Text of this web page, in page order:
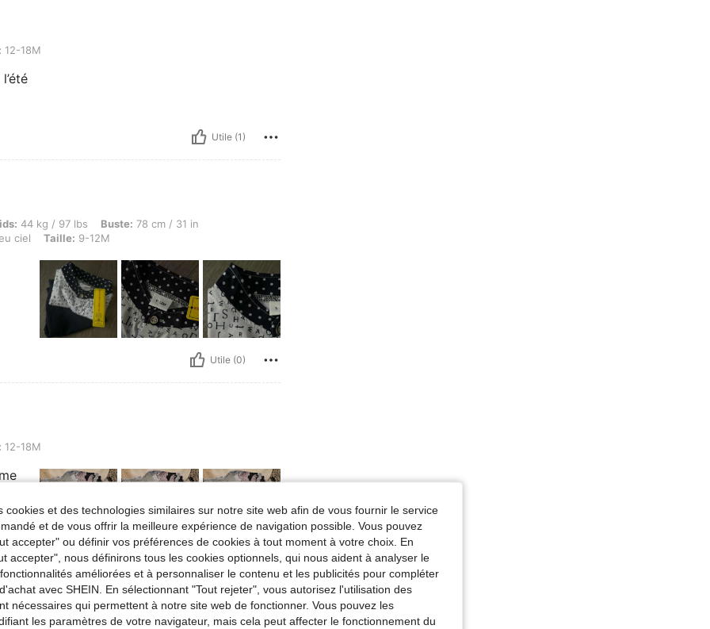
12-18M
Utile (1)
lbs, Buste: 78 cm / 31 in, Taille: 70 cm / 28 in, Hanches: 84 cm / 33 in, Couleur: Bleu ciel, Taille: 9-12M
44 kg / 97 lbs Buste: 78 cm / 31 in
ciel
Taille: 9-12M
Utile (0)
12-18M
Utile (0)
cookies et des technologies similaires sur notre site web afin de vous fournir le service
et de vous offrir la meilleure expérience de navigation possible. Vous pouvez
accepter" ou définir vos préférences de cookies à tout moment à votre choix. En
accepter", nous définirons tous les cookies optionnels, qui nous aident à analyser le
améliorées et à personnaliser le contenu et les publicités pour compléter
avec SHEIN. En sélectionnant "Tout rejeter", vous autorisez l'utilisation des
nécessaires qui permettent à notre site web de fonctionner. Vous pouvez les
les paramètres de votre navigateur, mais cela peut affecter le fonctionnement du